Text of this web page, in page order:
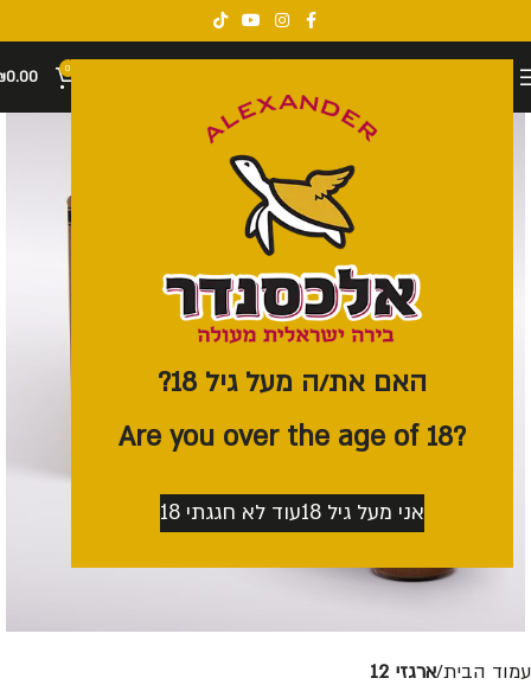
האם את/ה מעל גיל 18?
?Are you over the age of 18
אני מעל גיל 18 עוד לא חגגתי 18
0
0.00
עמוד הבית ארגזי 12